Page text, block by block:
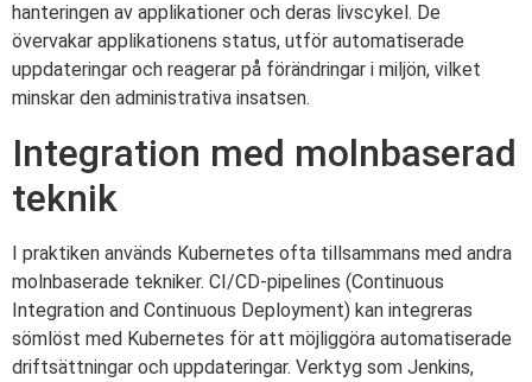
hanteringen av applikationer och deras livscykel. De
övervakar applikationens status, utför automatiserade
uppdateringar och reagerar på förändringar i miljön, vilket
minskar den administrativa insatsen.
Integration med molnbaserad
teknik
I praktiken används Kubernetes ofta tillsammans med andra
molnbaserade tekniker. CI/CD-pipelines (Continuous
Integration and Continuous Deployment) kan integreras
sömlöst med Kubernetes för att möjliggöra automatiserade
driftsättningar och uppdateringar. Verktyg som Jenkins,